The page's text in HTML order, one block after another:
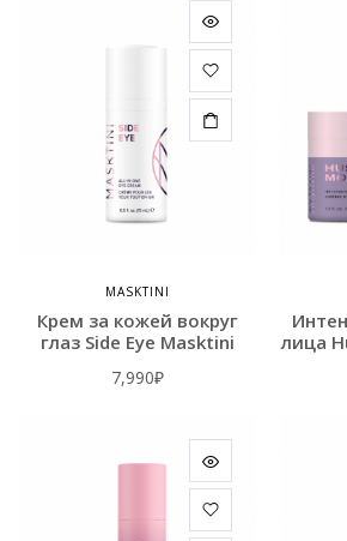
MASKTINI
Крем за кожей вокруг
глаз Side Eye Masktini
7,990₽
лица